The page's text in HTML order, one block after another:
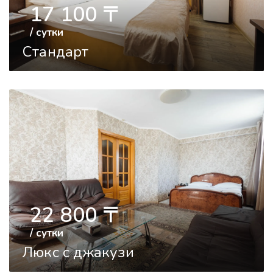
Стандарт
17 100〒
/ сутки
Люкс с джакузи
22 800〒
/ сутки